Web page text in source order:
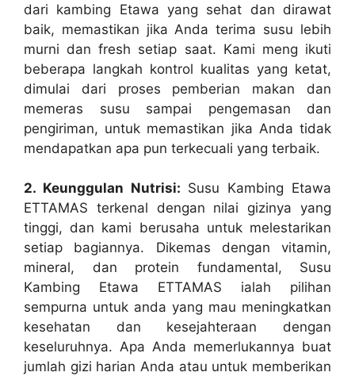
dari kambing Etawa yang sehat dan dirawat
baik, memastikan jika Anda terima susu lebih
murni dan fresh setiap saat. Kami meng ikuti
beberapa langkah kontrol kualitas yang ketat,
dimulai dari proses pemberian makan dan
memeras susu sampai pengemasan dan
pengiriman, untuk memastikan jika Anda tidak
mendapatkan apa pun terkecuali yang terbaik.
2. Keunggulan Nutrisi: Susu Kambing Etawa
ETTAMAS terkenal dengan nilai gizinya yang
tinggi, dan kami berusaha untuk melestarikan
setiap bagiannya. Dikemas dengan vitamin,
mineral, dan protein fundamental, Susu
Kambing Etawa ETTAMAS ialah pilihan
sempurna untuk anda yang mau meningkatkan
kesehatan dan kesejahteraan dengan
keseluruhnya. Apa Anda memerlukannya buat
jumlah gizi harian Anda atau untuk memberikan